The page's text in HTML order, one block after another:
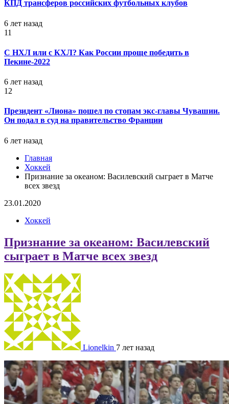
КПД трансферов российских футбольных клубов
6 лет назад
11
С НХЛ или с КХЛ? Как России проще победить в
Пекине-2022
6 лет назад
12
Президент «Лиона» пошел по стопам экс-главы Чувашии.
Он подал в суд на правительство Франции
6 лет назад
Главная
Хоккей
Признание за океаном: Василевский сыграет в Матче
всех звезд
23.01.2020
Хоккей
Признание за океаном: Василевский
сыграет в Матче всех звезд
Lionelkin 7 лет назад